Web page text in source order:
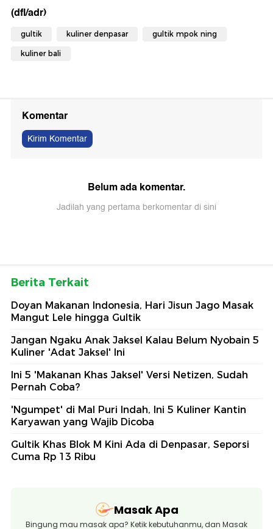
(dfl/adr)
gultik kuliner denpasar gultik mpok ning
kuliner bali
Komentar
Kirim Komentar
Belum ada komentar.
Jadilah yang pertama berkomentar di sini
Berita Terkait
Doyan Makanan Indonesia, Hari Jisun Jago Masak
Mangut Lele hingga Gultik
Jangan Ngaku Anak Jaksel Kalau Belum Nyobain 5
Kuliner 'Adat Jaksel' Ini
Ini 5 'Makanan Khas Jaksel' Versi Netizen, Sudah
Pernah Coba?
'Ngumpet' di Mal Puri Indah, Ini 5 Kuliner Kantin
Karyawan yang Wajib Dicoba
Gultik Khas Blok M Kini Ada di Denpasar, Seporsi
Cuma Rp 13 Ribu
Masak Apa
Bingung mau masak apa? Ketik kebutuhanmu, dan Masak